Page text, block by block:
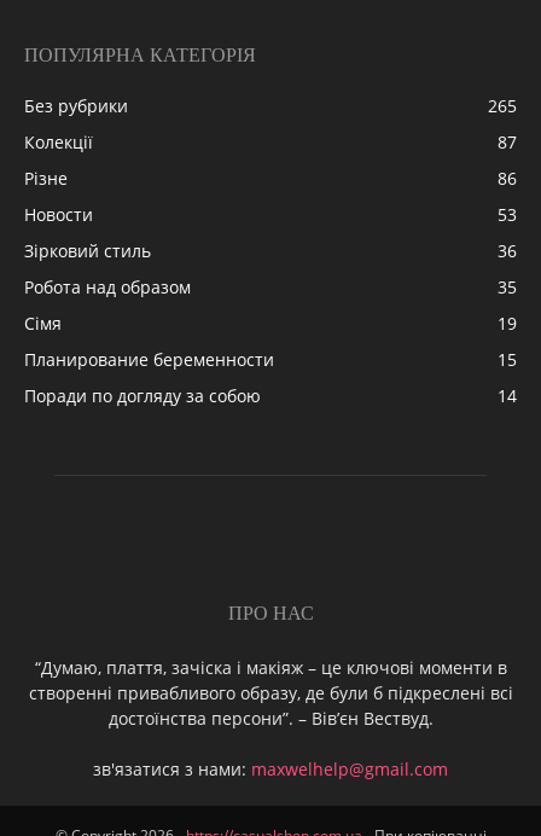
ПОПУЛЯРНА КАТЕГОРІЯ
Без рубрики
265
Колекції
87
Різне
86
Новости
53
Зірковий стиль
36
Робота над образом
35
Сімя
19
Планирование беременности
15
Поради по догляду за собою
14
ПРО НАС
“Думаю, плаття, зачіска і макіяж – це ключові моменти в
створенні привабливого образу, де були б підкреслені всі
достоїнства персони”. – Вів’єн Вествуд.
зв'язатися з нами: maxwelhelp@gmail.com